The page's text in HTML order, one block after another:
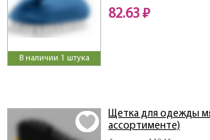
В наличии 1 штука
82.63 ₽
Щетка для одежды
ассортименте)